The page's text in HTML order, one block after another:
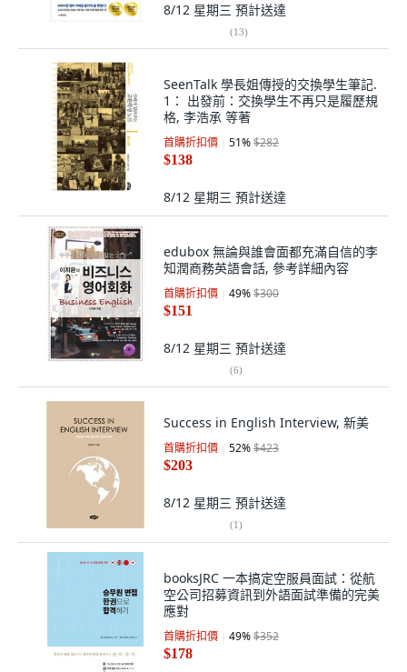
8/12 星期三 預計送達
(13)
SeenTalk 學長姐傳授的交換學生筆記.
1： 出發前：交換學生不再只是履歷規
格, 李浩承 等著
首購折扣價 51%$282
$138
8/12 星期三 預計送達
edubox 無論與誰會面都充滿自信的李
知潤商務英語會話, 參考詳細內容
首購折扣價 49%$300
$151
8/12 星期三 預計送達
(6)
Success in English Interview, 新美
首購折扣價 52%$423
$203
8/12 星期三 預計送達
(1)
booksJRC 一本搞定空服員面試：從航
空公司招募資訊到外語面試準備的完美
應對
首購折扣價 49%$352
$178